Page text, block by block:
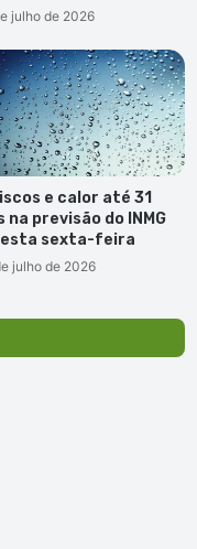
julho de 2026
e calor até 31
na previsão do INMG
esta sexta-feira
julho de 2026